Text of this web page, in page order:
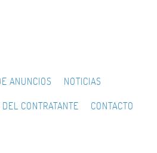
ANUNCIOS NOTICIAS
CONTRATANTE CONTACTO